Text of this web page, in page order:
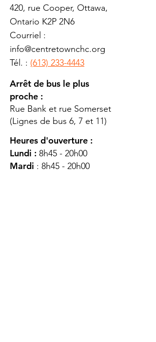
420, rue Cooper, Ottawa,
Ontario K2P 2N6
Courriel :
info@centretownchc.org
Tél. : (613) 233-4443
Arrêt de bus le plus
proche :
Rue Bank et rue Somerset
(Lignes de bus 6, 7 et 11)
Heures d'ouverture :
Lundi : 8h45 - 20h00
Mardi : 8h45 - 20h00